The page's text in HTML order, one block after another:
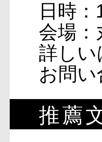
日時
会場
詳しい
お問
推薦